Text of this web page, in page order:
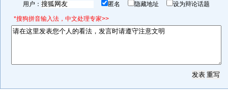
用户： 匿名 隐藏地址 设为辩论话题
*搜狗拼音输入法，中文处理专家>>